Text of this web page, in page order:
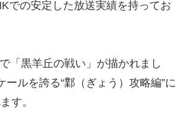
での安定した放送実績を持ってお
「黒羊丘の戦い」が描かれまし
ルを誇る“鄴（ぎょう）攻略編”に
す。